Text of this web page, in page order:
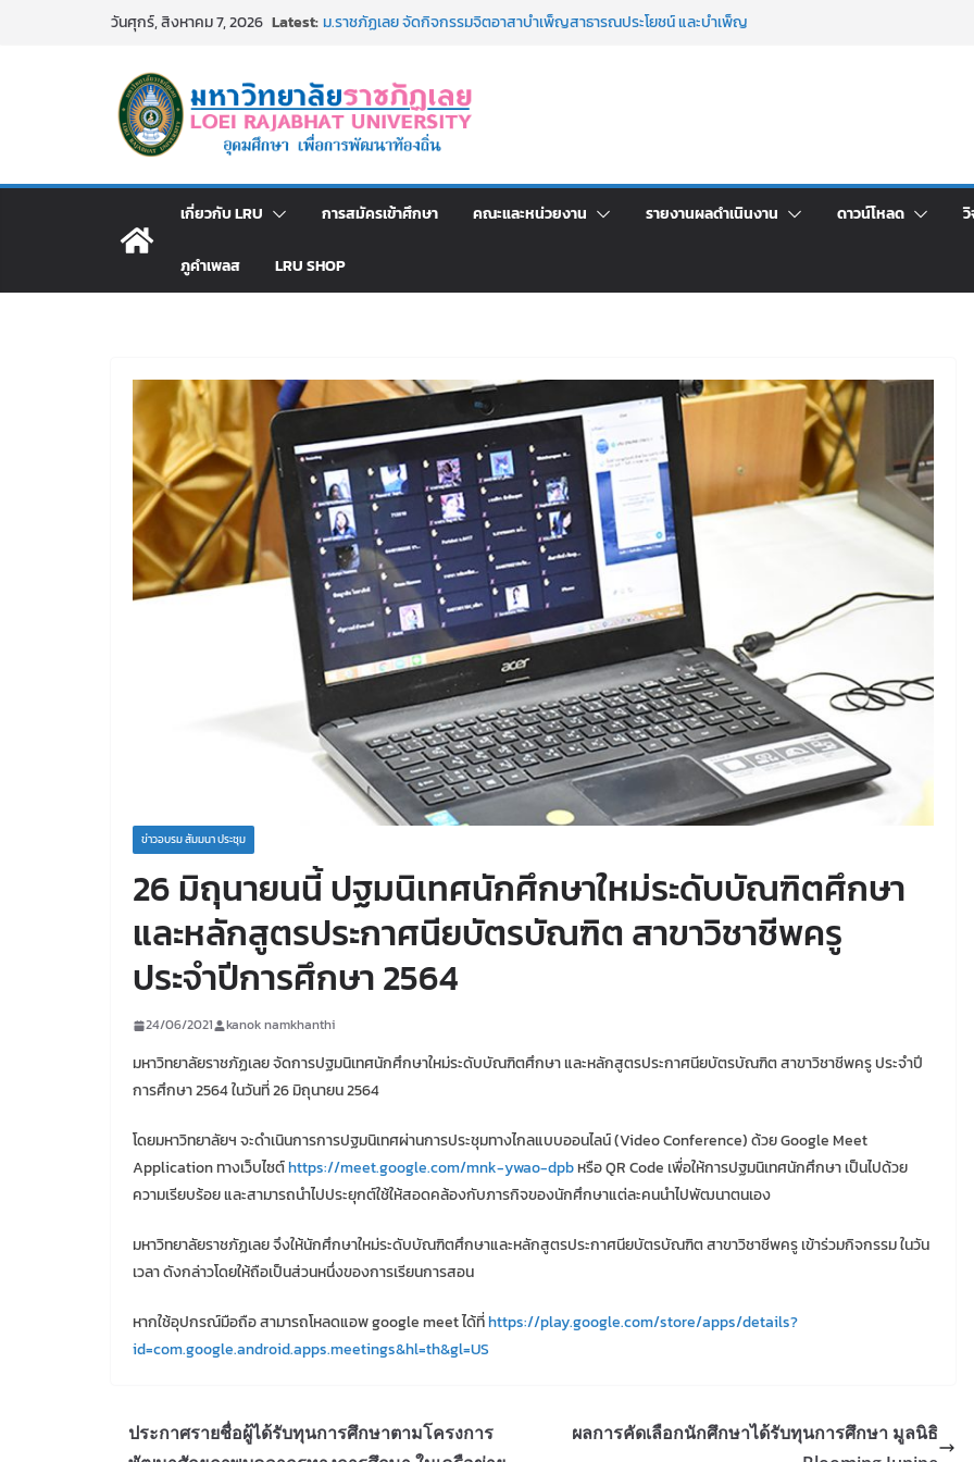
วันศุกร์, สิงหาคม 7, 2026 Latest:ม.ราชภัฏเลย จัดกิจกรรมจิตอาสาบำเพ็ญสาธารณประโยชน์ และบำเพ็ญ
มหาวิทยาลัยราชภัฏเลย ด้วยเงินนอกงบประมาณ ประเภทเงินรายได้
ม.ราชภัฏเลย จัดมหกรรมวิชาการ เปิดบ้าน LRU ครั้งที่ 4 เปิดให้นักเรียน
มัธยมปลายค้นหาสาขาวิชาในฝัน สู่อนาคตที่ใช่
อธิการบดี มรภ.เลย ร่วมประชุมชี้แจงกับคณะอนุกรรมาธิการ ประจำ
ประกาศผู้ชนะการเสนอราคา จ้างทำปกปริญญาบัตร จำนวน ๑,๙๗๒ ชุด
โดยวิธีเฉพาะเจาะจง
เกี่ยวกับ LRU การสมัครเข้าศึกษา คณะและหน่วยงาน รายงานผลดำเนินงาน ดาวน์โหลด
ภูคำเพลส LRU SHOP
ข่าวอบรม สัมมนา ประชุม
26 มิถุนายนนี้ ปฐมนิเทศนักศึกษาใหม่ระดับบัณฑิตศึกษา
และหลักสูตรประกาศนียบัตรบัณฑิต สาขาวิชาชีพครู
ประจำปีการศึกษา 2564
24/06/2021 kanok namkhanthi
มหาวิทยาลัยราชภัฏเลย จัดการปฐมนิเทศนักศึกษาใหม่ระดับบัณฑิตศึกษา และหลักสูตรประกาศนียบัตรบัณฑิต สาขาวิชาชีพครู ประจำปี
การศึกษา 2564 ในวันที่ 26 มิถุนายน 2564
โดยมหาวิทยาลัยฯ จะดำเนินการการปฐมนิเทศผ่านการประชุมทางไกลแบบออนไลน์ (Video Conference) ด้วย Google Meet
Application ทางเว็บไซต์https://meet.google.com/mnk-ywao-dpbหรือ QR Code เพื่อให้การปฐมนิเทศนักศึกษา เป็นไปด้วย
ความเรียบร้อย และสามารถนำไปประยุกต์ใช้ให้สอดคล้องกับภารกิจของนักศึกษาแต่ละคนนำไปพัฒนาตนเอง
มหาวิทยาลัยราชภัฏเลย จึงให้นักศึกษาใหม่ระดับบัณฑิตศึกษาและหลักสูตรประกาศนียบัตรบัณฑิต สาขาวิชาชีพครู เข้าร่วมกิจกรรม ในวัน
เวลา ดังกล่าวโดยให้ถือเป็นส่วนหนึ่งของการเรียนการสอน
หากใช้อุปกรณ์มือถือ สามารถโหลดแอพ google meet ได้ที่https://play.google.com/store/apps/details?
id=com.google.android.apps.meetings&hl=th&gl=US
ประกาศรายชื่อผู้ได้รับทุนการศึกษาตามโครงการ
ผลการคัดเลือกนักศึกษาได้รับทุนการศึกษา มูลนิธิ